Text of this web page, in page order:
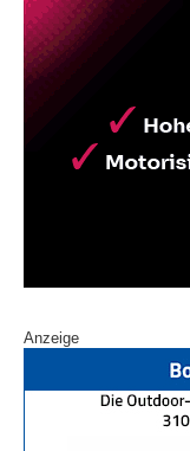
Anzeige